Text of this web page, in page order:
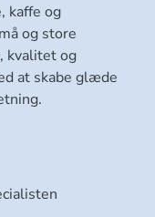
kaffe og
og store
kvalitet og
at skabe glæde